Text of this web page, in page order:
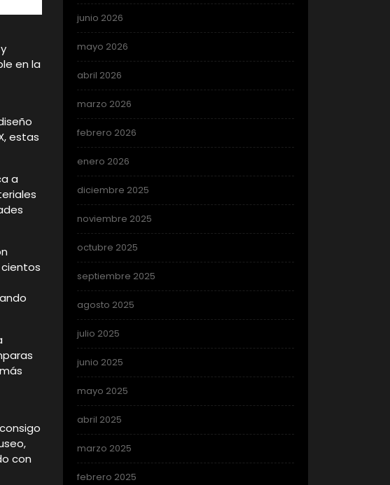
en la
estas
a
con
junio 2026
mayo 2026
abril 2026
marzo 2026
febrero 2026
enero 2026
diciembre 2025
noviembre 2025
octubre 2025
septiembre 2025
agosto 2025
julio 2025
junio 2025
mayo 2025
abril 2025
marzo 2025
febrero 2025